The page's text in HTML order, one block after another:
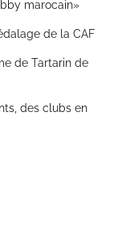
marocain»
de la CAF
de Tartarin de
des clubs en